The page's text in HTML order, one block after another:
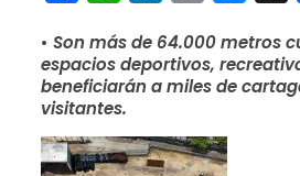
• Son más de 64.000 metros
espacios deportivos,
beneficiarán a miles de
visitantes.